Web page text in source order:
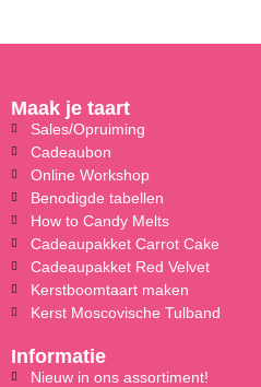
Maak je taart
Sales/Opruiming
Cadeaubon
Online Workshop
Benodigde tabellen
How to Candy Melts
Cadeaupakket Carrot Cake
Cadeaupakket Red Velvet
Kerstboomtaart maken
Kerst Moscovische Tulband
Informatie
Nieuw in ons assortiment!